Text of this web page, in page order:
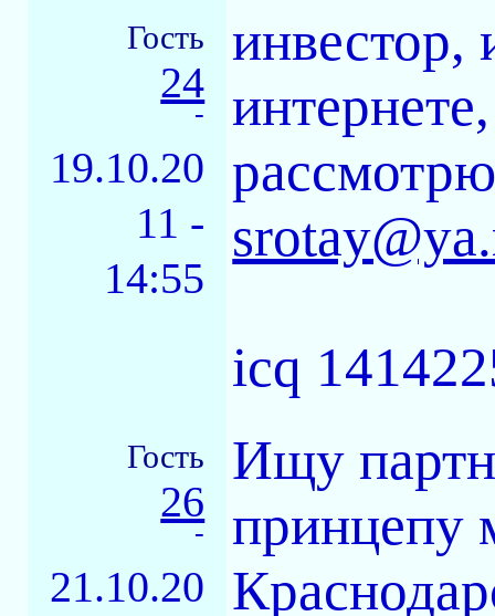
Гость
24
-
19.10.20
11 -
14:55
инвестор,
icq
Гость
26
-
21.10.20
Ищу
принцепу